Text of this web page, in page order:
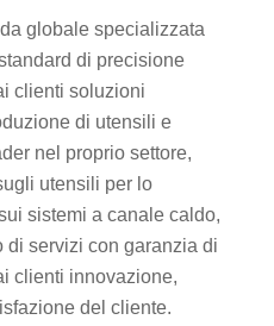
globale specializzata
di precisione
clienti soluzioni
di utensili e
nel proprio settore,
utensili per lo
sistemi a canale caldo,
di servizi con garanzia di
clienti innovazione,
del cliente.